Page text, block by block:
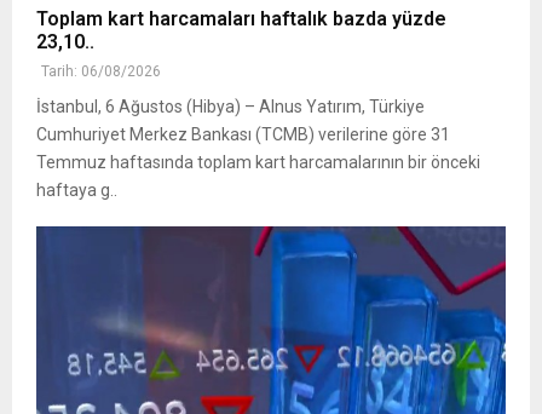
Toplam kart harcamaları haftalık bazda yüzde
23,10..
Tarih: 06/08/2026
İstanbul, 6 Ağustos (Hibya) – Alnus Yatırım, Türkiye
Cumhuriyet Merkez Bankası (TCMB) verilerine göre 31
Temmuz haftasında toplam kart harcamalarının bir önceki
haftaya g..